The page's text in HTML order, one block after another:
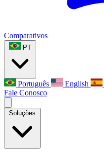
Comparativos
PT
Português English
Fale Conosco
Soluções